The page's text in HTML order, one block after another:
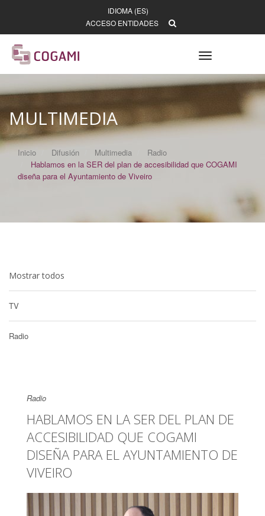
IDIOMA (ES)
ACCESO ENTIDADES
Toggle
navigation
MULTIMEDIA
Inicio Difusión Multimedia
Radio
Hablamos en la SER del plan de accesibilidad que COGAMI
diseña para el Ayuntamiento de Viveiro
Mostrar todos
TV
Radio
Radio
HABLAMOS EN LA SER DEL PLAN DE
ACCESIBILIDAD QUE COGAMI
DISEÑA PARA EL AYUNTAMIENTO DE
VIVEIRO